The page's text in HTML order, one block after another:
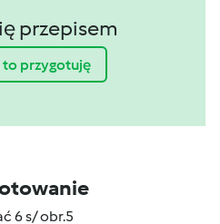
przepisem
to przygotuję
6 s/ obr.5